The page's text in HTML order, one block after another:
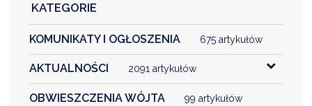
KATEGORIE
KOMUNIKATY I OGŁOSZENIA 675 artykułów
AKTUALNOŚCI 2091 artykułów
OBWIESZCZENIA WÓJTA 99 artykułów